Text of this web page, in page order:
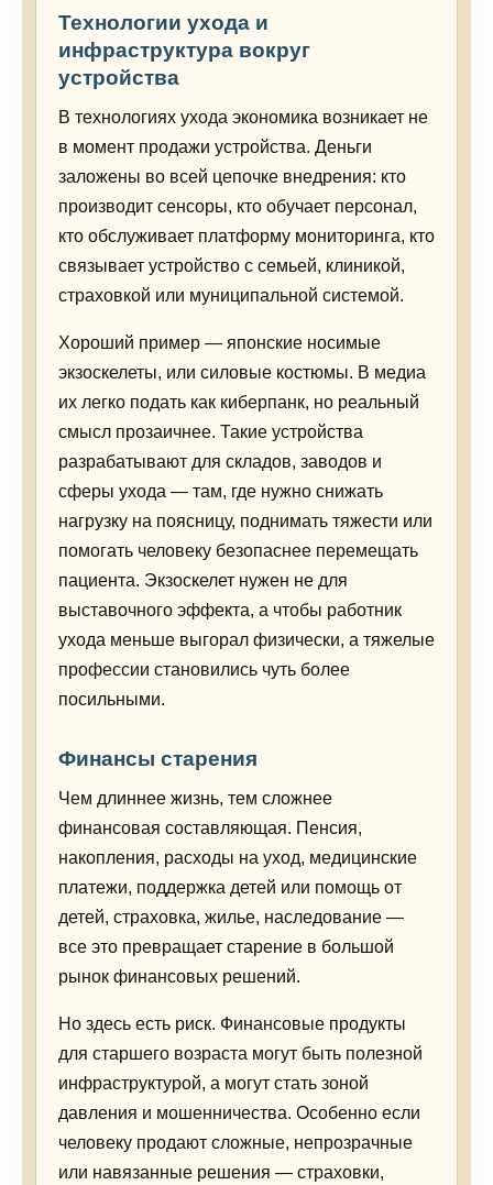
Технологии ухода и
инфраструктура вокруг
устройства
В технологиях ухода экономика возникает не
в момент продажи устройства. Деньги
заложены во всей цепочке внедрения: кто
производит сенсоры, кто обучает персонал,
кто обслуживает платформу мониторинга, кто
связывает устройство с семьей, клиникой,
страховкой или муниципальной системой.
Хороший пример — японские носимые
экзоскелеты, или силовые костюмы. В медиа
их легко подать как киберпанк, но реальный
смысл прозаичнее. Такие устройства
разрабатывают для складов, заводов и
сферы ухода — там, где нужно снижать
нагрузку на поясницу, поднимать тяжести или
помогать человеку безопаснее перемещать
пациента. Экзоскелет нужен не для
выставочного эффекта, а чтобы работник
ухода меньше выгорал физически, а тяжелые
профессии становились чуть более
посильными.
Финансы старения
Чем длиннее жизнь, тем сложнее
финансовая составляющая. Пенсия,
накопления, расходы на уход, медицинские
платежи, поддержка детей или помощь от
детей, страховка, жилье, наследование —
все это превращает старение в большой
рынок финансовых решений.
Но здесь есть риск. Финансовые продукты
для старшего возраста могут быть полезной
инфраструктурой, а могут стать зоной
давления и мошенничества. Особенно если
человеку продают сложные, непрозрачные
или навязанные решения — страховки,